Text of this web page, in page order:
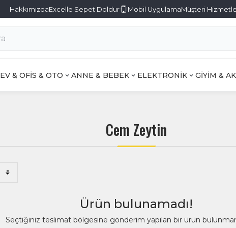
HakkımızdaExcelle Sepet Doldur Mobil UygulamaMüşteri
EV & OFİS & OTO ANNE & BEBEK ELEKTRONİK GİYİM &
Cem Zeytin
Ürün bulunamadı!
Seçtiğiniz teslimat bölgesine gönderim yapılan bir ürün